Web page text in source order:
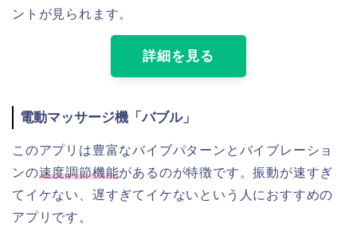
ントが見られます。
詳細を見る
電動マッサージ機「バブル」
このアプリは豊富なバイブパターンとバイブレーショ
ンの速度調節機能があるのが特徴です。振動が速すぎ
てイケない、遅すぎてイケないという人におすすめの
アプリです。